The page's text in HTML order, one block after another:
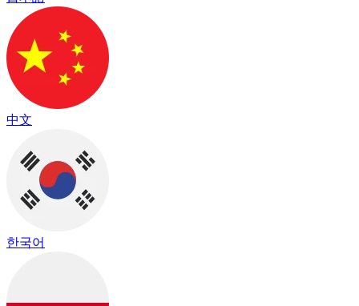
中文
한국어